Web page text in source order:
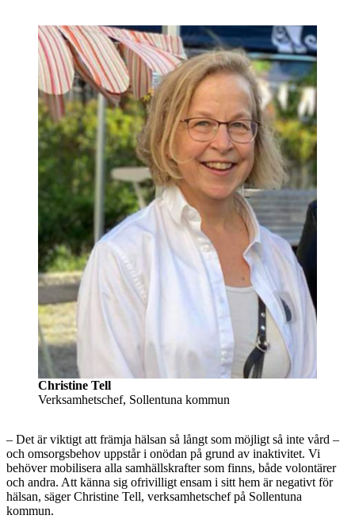
Christine Tell
Verksamhetschef, Sollentuna kommun
– Det är viktigt att främja hälsan så långt som möjligt så inte vård –
och omsorgsbehov uppstår i onödan på grund av inaktivitet. Vi
behöver mobilisera alla samhällskrafter som finns, både volontärer
och andra. Att känna sig ofrivilligt ensam i sitt hem är negativt för
hälsan, säger Christine Tell, verksamhetschef på Sollentuna
kommun.